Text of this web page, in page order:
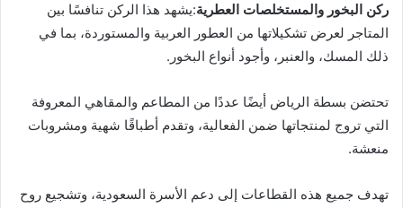
ركن البخور والمستخلصات العطرية:يشهد هذا الركن تنافسًا بين
المتاجر لعرض تشكيلاتها من العطور العربية والمستوردة، بما في
ذلك المسك، والعنبر، وأجود أنواع البخور.
تحتضن بسطة الرياض أيضًا عددًا من المطاعم والمقاهي المعروفة
التي تروج لمنتجاتها ضمن الفعالية، وتقدم أطباقًا شهية ومشروبات
منعشة.
تهدف جميع هذه القطاعات إلى دعم الأسرة السعودية، وتشجيع روح